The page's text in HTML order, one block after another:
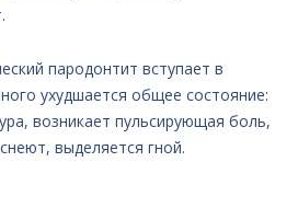
пародонтит вступает в
ухудшается общее состояние:
возникает пульсирующая боль,
выделяется гной.